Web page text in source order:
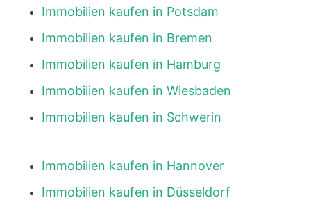
Immobilien kaufen in Potsdam
Immobilien kaufen in Bremen
Immobilien kaufen in Hamburg
Immobilien kaufen in Wiesbaden
Immobilien kaufen in Schwerin
Immobilien kaufen in Hannover
Immobilien kaufen in Düsseldorf